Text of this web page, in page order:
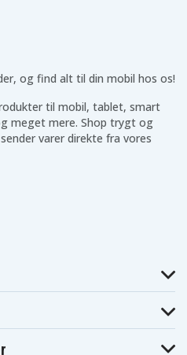
og find alt til din mobil hos os!
til mobil, tablet, smart
meget mere. Shop trygt og
varer direkte fra vores